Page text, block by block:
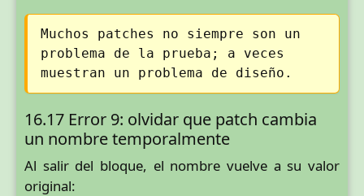
Muchos patches no siempre son un
problema de la prueba; a veces
muestran un problema de diseño.
16.17 Error 9: olvidar que patch cambia
un nombre temporalmente
Al salir del bloque, el nombre vuelve a su valor
original: